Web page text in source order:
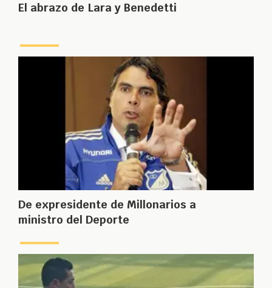
El abrazo de Lara y Benedetti
De expresidente de Millonarios a
ministro del Deporte